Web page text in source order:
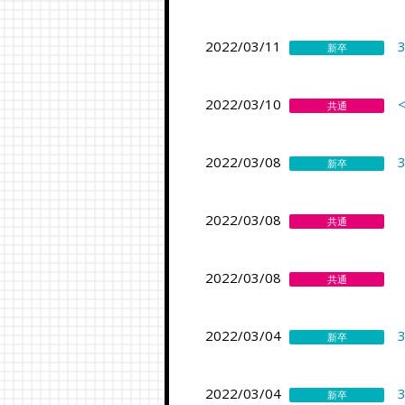
2022/03/11 新卒
2022/03/10 共通
2022/03/08 新卒
2022/03/08 共通
2022/03/08 共通
2022/03/04 新卒
2022/03/04 新卒